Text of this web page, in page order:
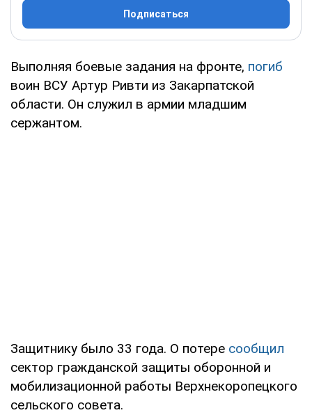
Подписаться
Выполняя боевые задания на фронте, погиб
воин ВСУ Артур Ривти из Закарпатской
области. Он служил в армии младшим
сержантом.
Защитнику было 33 года. О потере сообщил
сектор гражданской защиты оборонной и
мобилизационной работы Верхнекоропецкого
сельского совета.